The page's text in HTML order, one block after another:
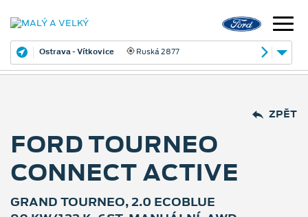
Ostrava - Vítkovice Ruská 2877
ZPĚT
FORD TOURNEO
CONNECT ACTIVE
GRAND TOURNEO, 2.0 ECOBLUE